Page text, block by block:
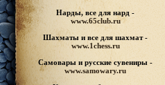
Нарды, все для нард -
www.65club.ru
Шахматы и все для шахмат -
www.1chess.ru
Самовары и русские сувениры -
www.samowary.ru